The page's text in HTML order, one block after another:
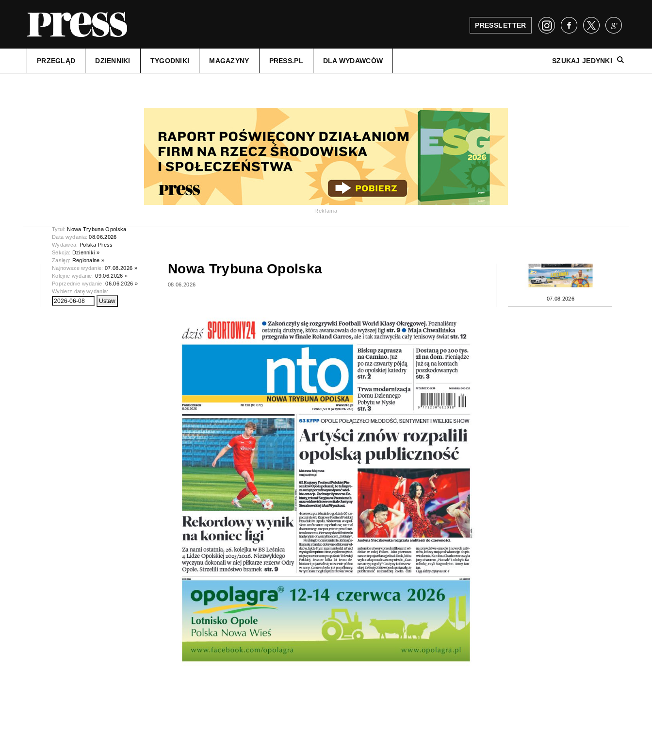
PRESSLETTER
PRZEGLĄD DZIENNIKI TYGODNIKI MAGAZYNY PRESS.PL DLA WYDAWCÓW SZUKAJ JEDYNKI
Reklama
Tytuł:Nowa Trybuna Opolska
Data wydania:08.06.2026
Wydawca: Polska Press
Sekcja: Dzienniki »
Zasięg: Regionalne »
Najnowsze wydanie:07.08.2026 »
Kolejne wydanie:09.06.2026 »
Poprzednie wydanie:06.06.2026 »
Wybierz datę wydania:
Nowa Trybuna Opolska
08.06.2026
07.08.2026